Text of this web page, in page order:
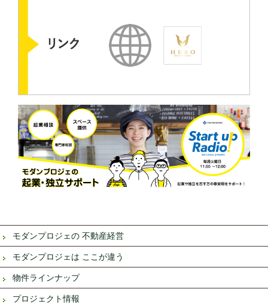
モダンプロジェの 不動産経営
モダンプロジェは ここが違う
物件ラインナップ
プロジェクト情報